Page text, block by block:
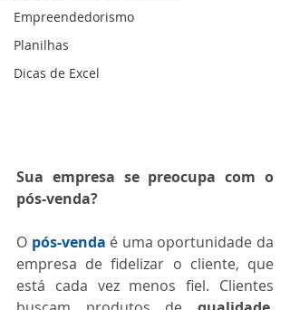
Empreendedorismo
Planilhas
Dicas de Excel
Sua empresa se preocupa com o
pós-venda?
O pós-venda é uma oportunidade da
empresa de fidelizar o cliente, que
está cada vez menos fiel. Clientes